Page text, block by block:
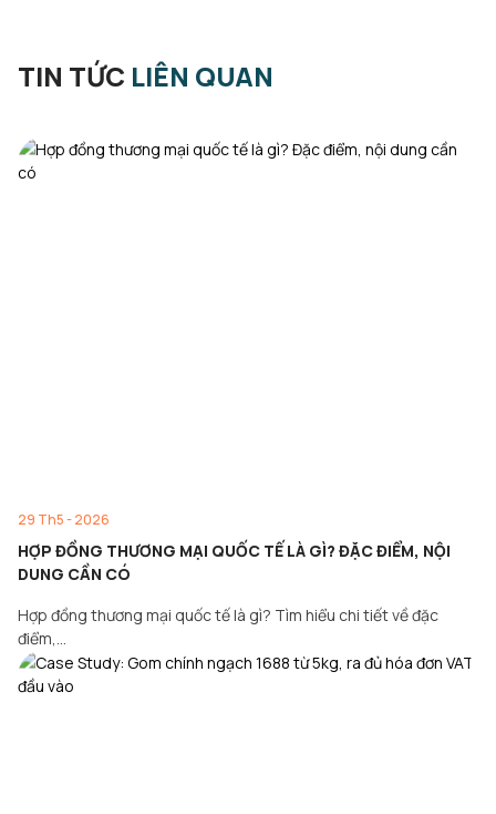
TIN TỨC LIÊN QUAN
29 Th5 - 2026
HỢP ĐỒNG THƯƠNG MẠI QUỐC TẾ LÀ GÌ? ĐẶC ĐIỂM, NỘI
DUNG CẦN CÓ
Hợp đồng thương mại quốc tế là gì? Tìm hiểu chi tiết về đặc
điểm,…